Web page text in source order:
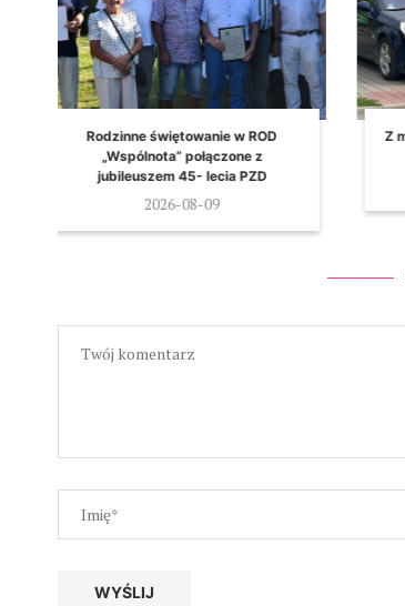
Z modlitwą i intencjami wyruszyli na
Jasną Górę
2026-08-08